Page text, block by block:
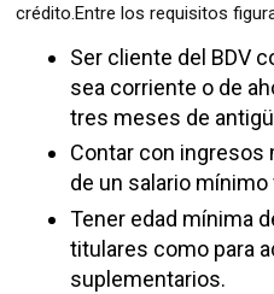
crédito.Entre los requisitos
Ser cliente del BDV
sea corriente o de
tres meses de
Contar con ingresos
de un salario mínimo
Tener edad mínima
titulares como para
suplementarios.